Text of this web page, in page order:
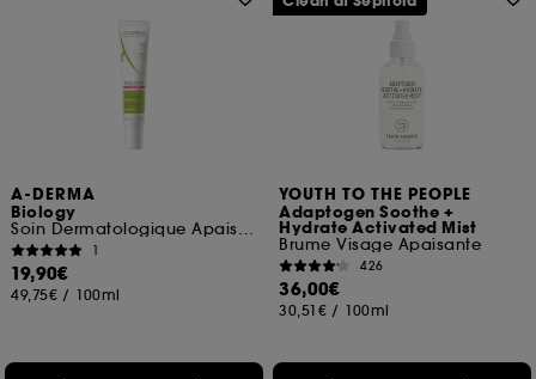
A-DERMA
Biology
Soin Dermatologique Apaisant
1
19,90€
49,75€ / 100ml
YOUTH TO THE PEOPLE
Adaptogen Soothe +
Hydrate Activated Mist
Brume Visage Apaisante
426
36,00€
30,51€ / 100ml